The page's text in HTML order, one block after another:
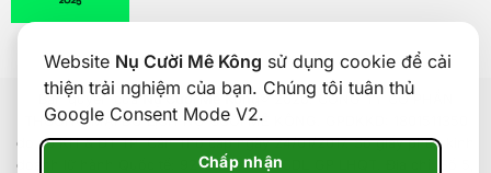
Website Nụ Cười Mê Kông sử dụng cookie để cải
thiện trải nghiệm của bạn. Chúng tôi tuân thủ
Google Consent Mode V2.
Chấp nhận
Bản quyền củaNụ Cười Mê Kông ® 2026. CÔNG TY CỔ PHẦN
THƯƠNG MẠI DU LỊCH NỤ CƯỜI MÊ KÔNG. GPDKKD: 1801511350
do sở KH & ĐT TP. Cần Thơ cấp ngày 24/01/2017. Số giấy phép kinh
doanh lữ hành Quốc tế: 92-018/2022/TCDL-GP LHQT. Địa chỉ: Số 5,